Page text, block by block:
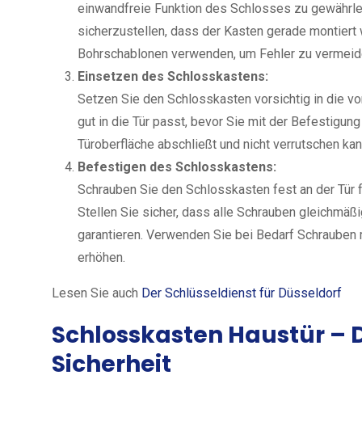
einwandfreie Funktion des Schlosses zu
sicherzustellen, dass der Kasten gerade
Bohrschablonen verwenden, um Fehler zu
Einsetzen des Schlosskastens:
Setzen Sie den Schlosskasten vorsichtig in die
gut in die Tür passt, bevor Sie mit der
Türoberfläche abschließt und nicht verrutschen
Befestigen des Schlosskastens:
Schrauben Sie den Schlosskasten fest an der
Stellen Sie sicher, dass alle Schrauben
garantieren. Verwenden Sie bei Bedarf
erhöhen.
Lesen Sie auch Der Schlüsseldienst für Düsseldorf
Schlosskasten Haustür –
Sicherheit